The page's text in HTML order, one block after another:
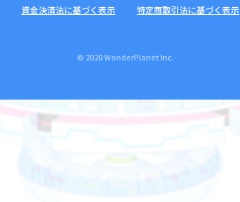
資金決済法に基づく表示 特定商取引法に基づく表示
© 2020 WonderPlanet Inc.